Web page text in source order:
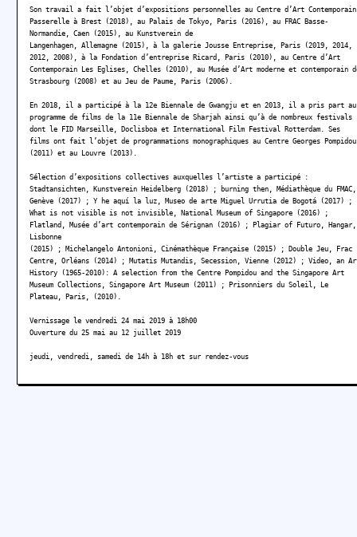
Son travail a fait l’objet d’expositions personnelles au Centre d’Art Contemporain
Passerelle à Brest (2018), au Palais de Tokyo, Paris (2016), au FRAC Basse-
Normandie, Caen (2015), au Kunstverein de
Langenhagen, Allemagne (2015), à la galerie Jousse Entreprise, Paris (2019, 2014,
2012, 2008), à la Fondation d’entreprise Ricard, Paris (2010), au Centre d’Art
Contemporain Les Eglises, Chelles (2010), au Musée d’Art moderne et contemporain
Strasbourg (2008) et au Jeu de Paume, Paris (2006).
En 2018, il a participé à la 12e Biennale de Gwangju et en 2013, il a pris part au
programme de films de la 11e Biennale de Sharjah ainsi qu’à de nombreux festivals
dont le FID Marseille, Doclisboa et International Film Festival Rotterdam. Ses
films ont fait l’objet de programmations monographiques au Centre Georges Pompidou
(2011) et au Louvre (2013).
Sélection d’expositions collectives auxquelles l’artiste a participé :
Stadtansichten, Kunstverein Heidelberg (2018) ; burning then, Médiathèque du FMAC,
Genève (2017) ; Y he aquí la luz, Museo de arte Miguel Urrutia de Bogotá (2017) ;
What is not visible is not invisible, National Museum of Singapore (2016) ;
Flatland, Musée d’art contemporain de Sérignan (2016) ; Plagiar of Futuro, Hangar,
Lisbonne
(2015) ; Michelangelo Antonioni, Cinémathèque Française (2015) ; Double Jeu, Frac
Centre, Orléans (2014) ; Mutatis Mutandis, Secession, Vienne (2012) ; Video, an
History (1965-2010): A selection from the Centre Pompidou and the Singapore Art
Museum Collections, Singapore Art Museum (2011) ; Prisonniers du Soleil, Le
Plateau, Paris, (2010).
Vernissage le vendredi 24 mai 2019 à 18h00
Ouverture du 25 mai au 12 juillet 2019
jeudi, vendredi, samedi de 14h à 18h et sur rendez-vous